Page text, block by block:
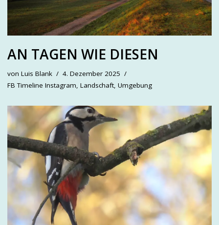
AN TAGEN WIE DIESEN
von Luis Blank
4. Dezember 2025
FB Timeline Instagram, Landschaft, Umgebung